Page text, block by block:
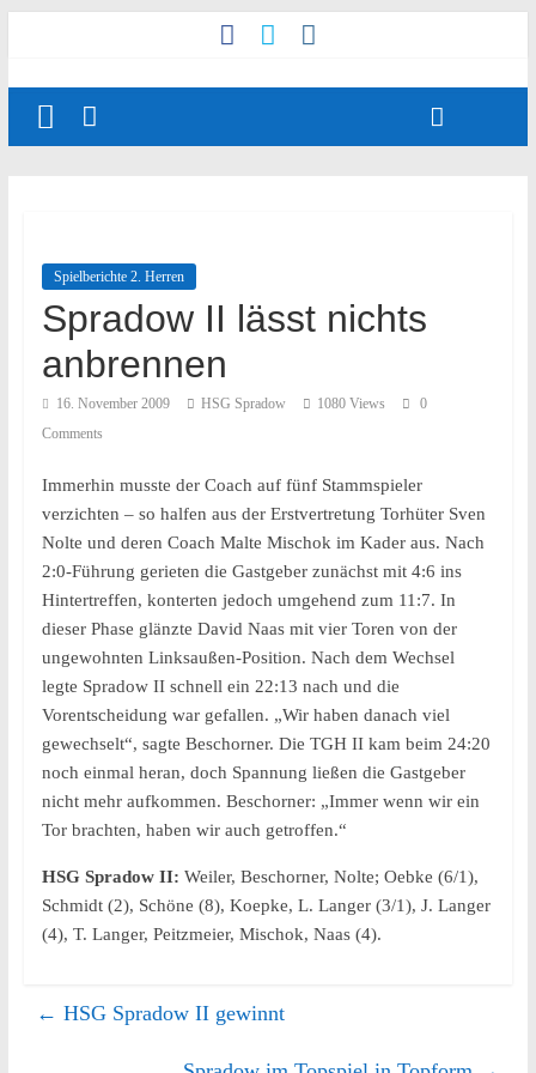
Spielberichte 2. Herren
Spradow II lässt nichts
anbrennen
16. November 2009 HSG Spradow 1080 Views
0
Comments
Immerhin musste der Coach auf fünf Stammspieler
verzichten – so halfen aus der Erstvertretung Torhüter Sven
Nolte und deren Coach Malte Mischok im Kader aus. Nach
2:0-Führung gerieten die Gastgeber zunächst mit 4:6 ins
Hintertreffen, konterten jedoch umgehend zum 11:7. In
dieser Phase glänzte David Naas mit vier Toren von der
ungewohnten Linksaußen-Position. Nach dem Wechsel
legte Spradow II schnell ein 22:13 nach und die
Vorentscheidung war gefallen. „Wir haben danach viel
gewechselt“, sagte Beschorner. Die TGH II kam beim 24:20
noch einmal heran, doch Spannung ließen die Gastgeber
nicht mehr aufkommen. Beschorner: „Immer wenn wir ein
Tor brachten, haben wir auch getroffen.“
HSG Spradow II: Weiler, Beschorner, Nolte; Oebke (6/1),
Schmidt (2), Schöne (8), Koepke, L. Langer (3/1), J. Langer
(4), T. Langer, Peitzmeier, Mischok, Naas (4).
← HSG Spradow II gewinnt